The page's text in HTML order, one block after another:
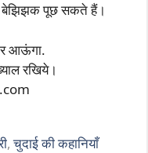
बेझिझक पूछ सकते हैं।
आऊंगा.
रखिये।
,चुदाई की कहानियाँ